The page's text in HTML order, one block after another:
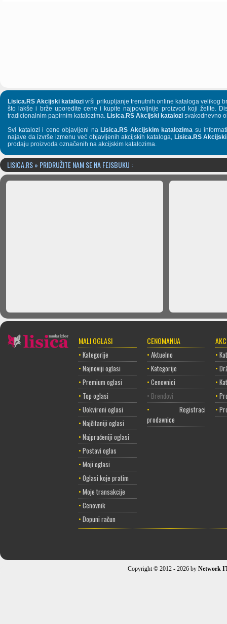
Lisica.RS Akcijski katalozi vrši prikupljanje trenutnih online kataloga velikog
što lakše i brže uporedite cene i kupite najpovoljnije proizvod koji želite.
tradicionalnim papirnim katalozima. Lisica.RS Akcijski katalozi svakodnevno
Svi katalozi i cene objavljeni na Lisica.RS Akcijskim katalozima su
najave da izvrše izmenu već objavljenih akcijskih kataloga, Lisica.RS
prodaju proizvoda označenih na akcijskim katalozima.
LISICA.RS » PRIDRUŽITE NAM SE NA FEJSBUKU :
MALI OGLASI
• Kategorije
• Najnoviji oglasi
• Premium oglasi
• Top oglasi
• Uokvireni oglasi
• Najčitaniji oglasi
• Najpraćeniji oglasi
• Postavi oglas
• Moji oglasi
• Oglasi koje pratim
• Moje transakcije
• Cenovnik
• Dopuni račun
CENOMANIJA
• Aktuelno
• Kategorije
• Cenovnici
• Brendovi
• Registracija
prodavnice
•
•
•
•
•
Copyright © 2012 - 2026 by Network